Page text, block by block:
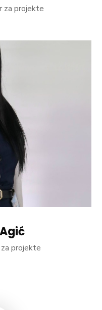
za projekte
projekte